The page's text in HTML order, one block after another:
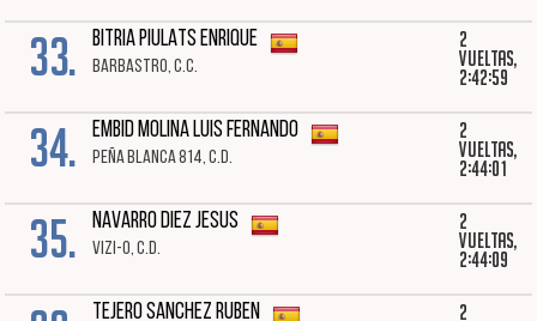
33. BITRIA PIULATS ENRIQUE
BARBASTRO, C.C.
2
vueltas,
2:42:59
34. EMBID MOLINA LUIS FERNANDO
PEÑA BLANCA 814, C.D.
2
vueltas,
2:44:01
35. NAVARRO DIEZ JESUS
VIZI-O, C.D.
2
vueltas,
2:44:09
TEJERO SANCHEZ RUBEN
2